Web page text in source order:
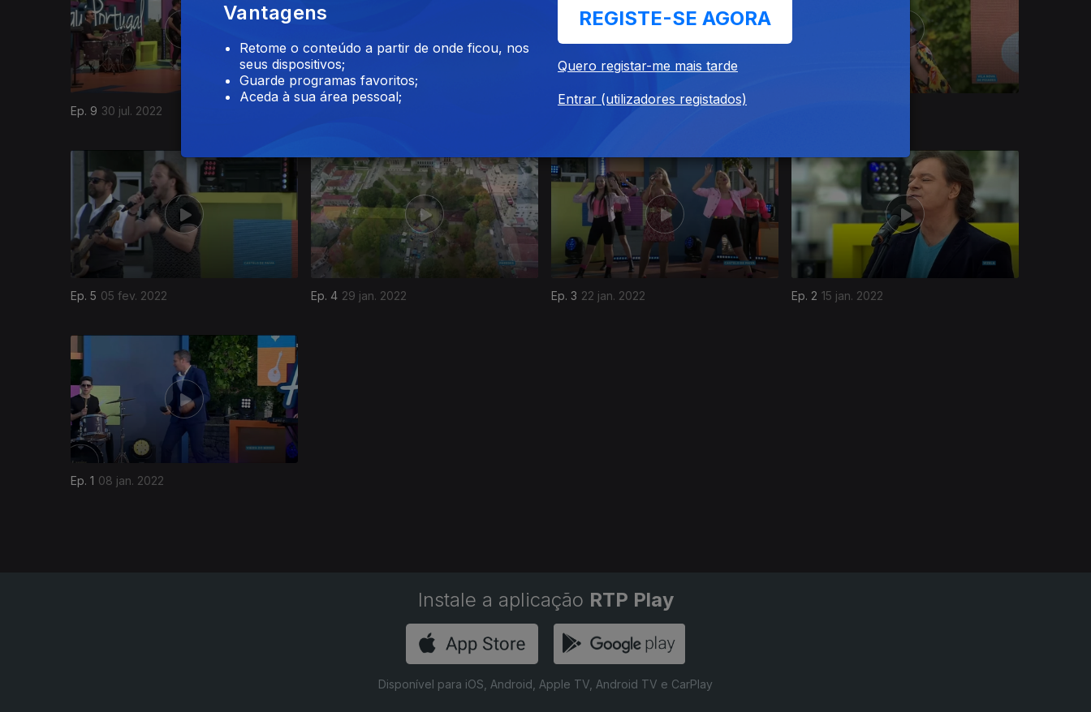
Ep. 9 30 jul. 2022
Ep. 5 05 fev. 2022 Ep. 4 29 jan. 2022 Ep. 3 22 jan. 2022 Ep. 2 15 jan. 2022
Ep. 1 08 jan. 2022
Instale a aplicação RTP Play
Disponível para iOS, Android, Apple TV, Android TV e CarPlay
Vantagens
Retome o conteúdo a partir de onde ficou, nos
seus dispositivos;
Guarde programas favoritos;
Aceda à sua área pessoal;
REGISTE-SE AGORA
Quero registar-me mais tarde
Entrar (utilizadores registados)